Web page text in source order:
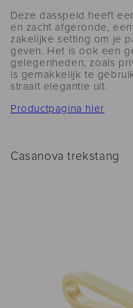
Deze dasspeld heeft
en zacht afgeronde,
zakelijke setting om je
geven. Het is ook een
gelegenheden, zoals
is gemakkelijk te
straalt elegantie uit.
Productpagina hier
Casanova trekstang